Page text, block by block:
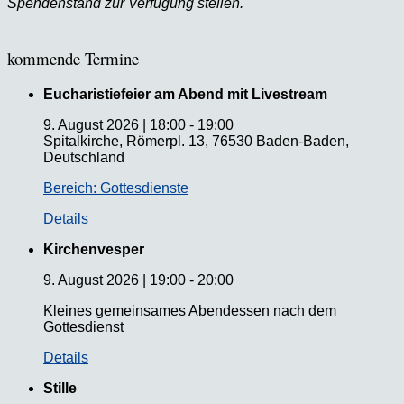
Spendenstand zur Verfügung stellen.
kommende Termine
Eucharistiefeier am Abend mit Livestream
9. August 2026
18:00 - 19:00
Spitalkirche, Römerpl. 13, 76530 Baden-Baden,
Deutschland
Bereich: Gottesdienste
Details
Kirchenvesper
9. August 2026
19:00 - 20:00
Kleines gemeinsames Abendessen nach dem
Gottesdienst
Details
Stille